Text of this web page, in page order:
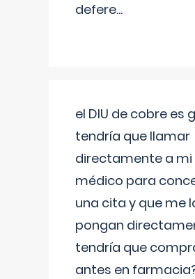
defere...
el DIU de cobre es
tendría que llamar
directamente a
médico para
una cita y que me
pongan
tendría que
antes en